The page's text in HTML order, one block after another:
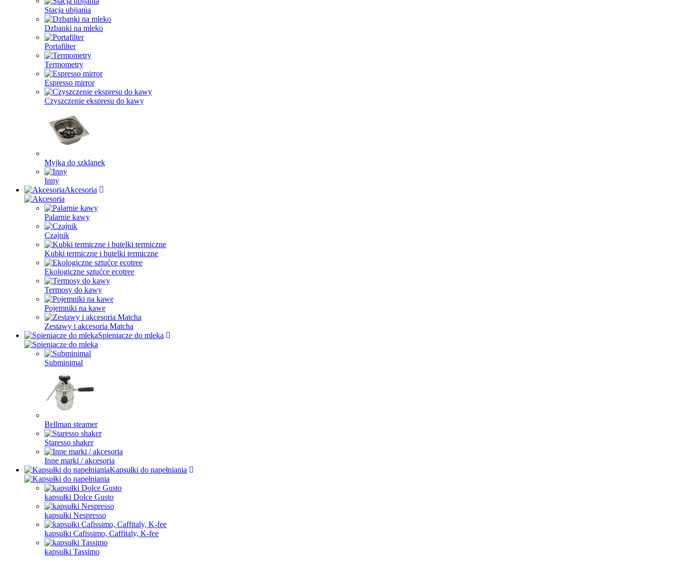
Stacja ubijania
Dzbanki na mleko
Portafilter
Termometry
Espresso mirror
Czyszczenie ekspresu do kawy
Myjka do szklanek
Inny
Akcesoria
Palarnie kawy
Czajnik
Kubki termiczne i butelki termiczne
Ekologiczne sztućce ecotree
Termosy do kawy
Pojemniki na kawę
Zestawy i akcesoria Matcha
Spieniacze do mleka
Subminimal
Bellman steamer
Staresso shaker
Inne marki / akcesoria
Kapsułki do napełniania
kapsułki Dolce Gusto
kapsułki Nespresso
kapsułki Cafissimo, Caffitaly, K-fee
kapsułki Tassimo